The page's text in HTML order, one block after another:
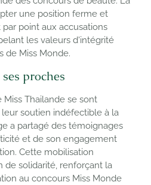
une position ferme et
point aux accusations
les valeurs d'intégrité
de Miss Monde.
proches
Thailande se sont
soutien indéfectible à la
a partagé des témoignages
et de son engagement
Cette mobilisation
de solidarité, renforçant la
au concours Miss Monde